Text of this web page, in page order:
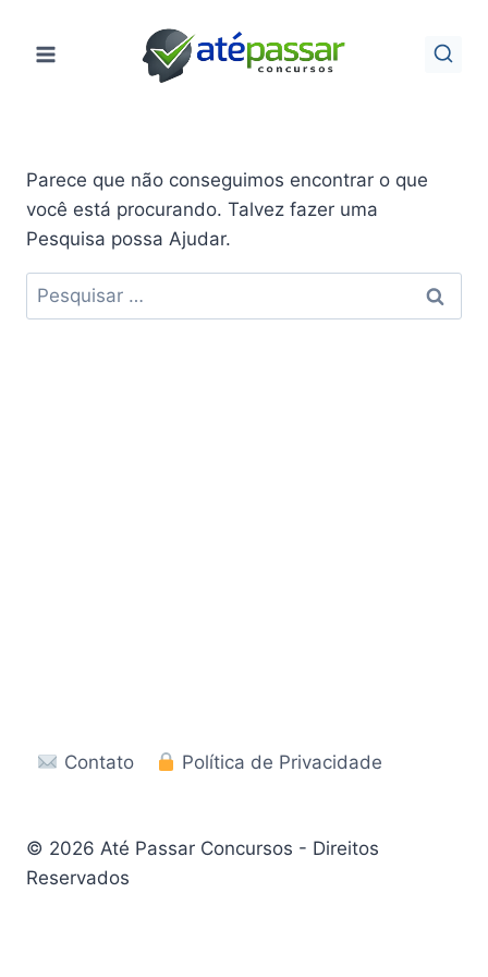
para
Parece que não conseguimos encontrar o que
você está procurando. Talvez fazer uma
Pesquisa possa Ajudar.
Pesquisar
por:
Contato Política de Privacidade
© 2026 Até Passar Concursos - Direitos
Reservados